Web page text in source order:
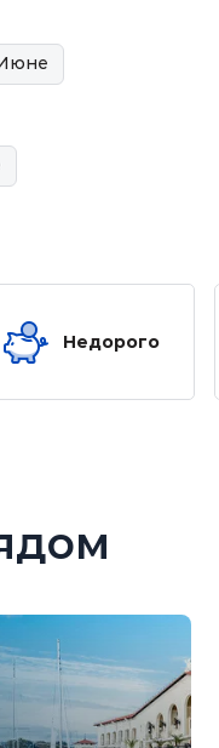
Недорого